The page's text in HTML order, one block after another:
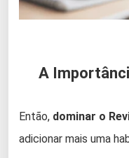
A
Então, dominar o
adicionar mais uma